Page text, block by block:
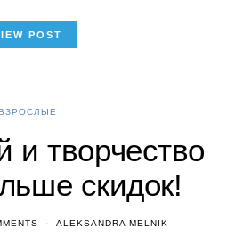
POST
и творчество
скидок!
ALEKSANDRA MELNIK